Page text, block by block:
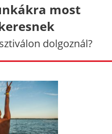
most
dolgoznál?